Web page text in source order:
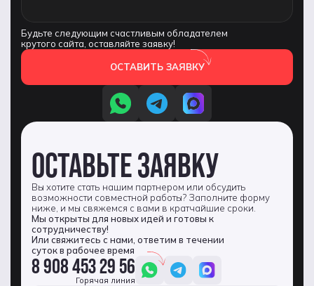
Будьте следующим счастливым обладателем
крутого сайта, оставляйте заявку!
ОСТАВИТЬ ЗАЯВКУ
ОСТАВЬТЕ ЗАЯВКУ
Вы хотите стать нашим партнером или обсудить
возможности совместной работы? Заполните форму
ниже, и мы свяжемся с вами в кратчайшие сроки.
Мы открыты для новых идей и готовы к
сотрудничеству!
Или свяжитесь с нами, ответим в течении
суток в рабочее время
8 908 453 29 56
Горячая линия